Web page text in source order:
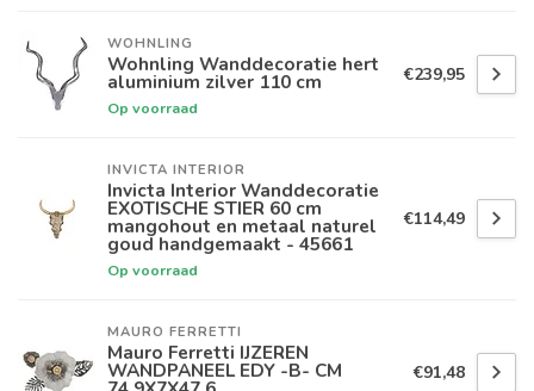
WOHNLING
Wohnling Wanddecoratie hert
aluminium zilver 110 cm
Op voorraad
€239,95
INVICTA INTERIOR
Invicta Interior Wanddecoratie
EXOTISCHE STIER 60 cm
mangohout en metaal naturel
goud handgemaakt - 45661
Op voorraad
€114,49
MAURO FERRETTI
Mauro Ferretti IJZEREN
WANDPANEEL EDY -B- CM €91,48